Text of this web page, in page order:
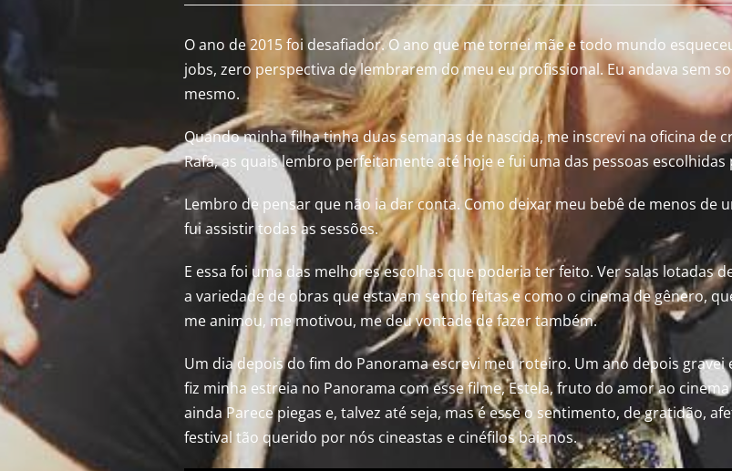
O ano de 2015 foi desafiador. O ano que me tornei mãe e todo mundo
jobs, zero perspectiva de lembrarem do meu eu profissional. Eu andava sem
mesmo.
Quando minha filha tinha duas semanas de nascida, me inscrevi na oficina de
Rafa, as quais lembro perfeitamente até hoje e fui uma das pessoas
Lembro de pensar que não ia dar conta. Como deixar meu bebê de menos de
fui assistir todas as sessões.
E essa foi uma das melhores escolhas que poderia ter feito. Ver salas lotadas
a variedade de obras que estavam sendo feitas e como o cinema de gênero,
me animou, me motivou, me deu vontade de fazer também.
Um dia depois do fim do Panorama escrevi meu roteiro. Um ano depois gravei
fiz minha estreia no Panorama com esse filme, Estela, fruto do amor ao
ainda Parece piegas e, talvez até seja, mas é esse o sentimento, de gratidão,
festival tão querido por nós cineastas e cinéfilos baianos.